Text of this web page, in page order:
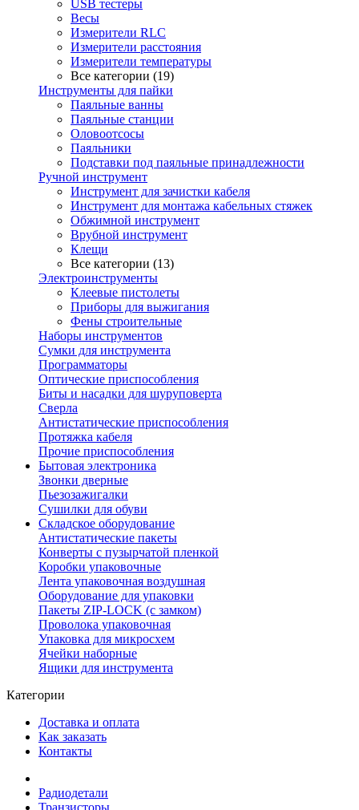
USB тестеры
Весы
Измерители RLC
Измерители расстояния
Измерители температуры
Все категории (19)
Инструменты для пайки
Паяльные ванны
Паяльные станции
Оловоотсосы
Паяльники
Подставки под паяльные принадлежности
Ручной инструмент
Инструмент для зачистки кабеля
Инструмент для монтажа кабельных стяжек
Обжимной инструмент
Врубной инструмент
Клещи
Все категории (13)
Электроинструменты
Клеевые пистолеты
Приборы для выжигания
Фены строительные
Наборы инструментов
Сумки для инструмента
Программаторы
Оптические приспособления
Биты и насадки для шуруповерта
Сверла
Антистатические приспособления
Протяжка кабеля
Прочие приспособления
Бытовая электроника
Звонки дверные
Пьезозажигалки
Сушилки для обуви
Складское оборудование
Антистатические пакеты
Конверты с пузырчатой пленкой
Коробки упаковочные
Лента упаковочная воздушная
Оборудование для упаковки
Пакеты ZIP-LOCK (с замком)
Проволока упаковочная
Упаковка для микросхем
Ячейки наборные
Ящики для инструмента
Категории
Доставка и оплата
Как заказать
Контакты
Радиодетали
Транзисторы